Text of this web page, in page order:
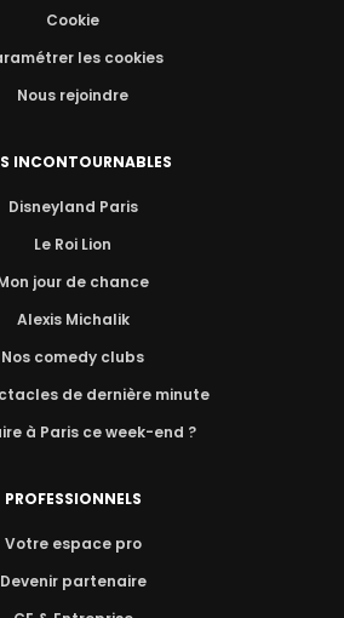
Cookie
les cookies
Nous rejoindre
INCONTOURNABLES
Disneyland Paris
Le Roi Lion
jour de chance
Alexis Michalik
Nos comedy clubs
de dernière minute
à Paris ce week-end ?
PROFESSIONNELS
Votre espace pro
Devenir partenaire